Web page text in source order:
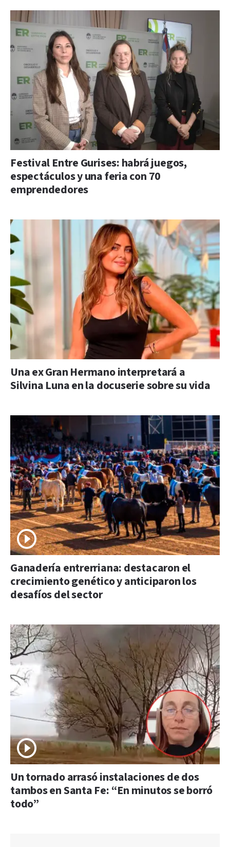
Festival Entre Gurises: habrá juegos,
espectáculos y una feria con 70
emprendedores
Una ex Gran Hermano interpretará a
Silvina Luna en la docuserie sobre su vida
Ganadería entrerriana: destacaron el
crecimiento genético y anticiparon los
desafíos del sector
Un tornado arrasó instalaciones de dos
tambos en Santa Fe: “En minutos se borró
todo”